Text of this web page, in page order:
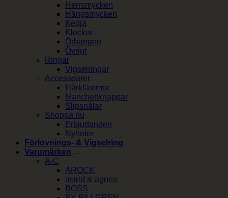
Herrsmycken
Hängsmycken
Kedja
Klockor
Örhängen
Övrigt
Ringar
Vigselringar
Accessoarer
Hårklämmor
Manchettknappar
Slipsnålar
Shoppa nu
Erbjudanden
Nyheter
Förlovnings- & Vigselring
Varumärken
A-C
AROCK
astrid & agnes
BOSS